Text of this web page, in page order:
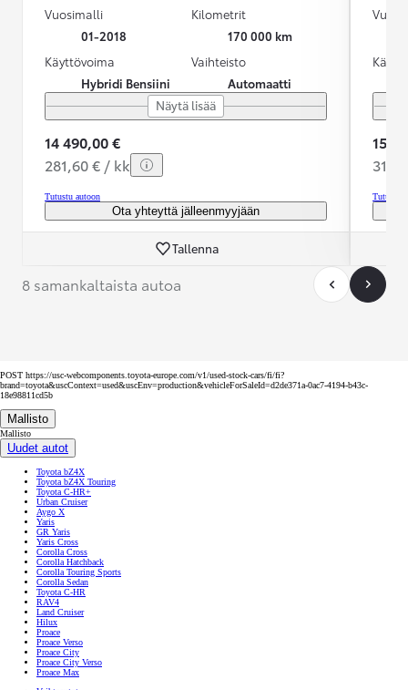
Vuosimalli
01-2018
Kilometrit
170 000 km
Käyttövoima
Hybridi Bensiini
Vaihteisto
Automaatti
Näytä lisää
14 490,00 €
281,60 € / kk
Tutustu autoon
Ota yhteyttä jälleenmyyjään
Tallenna
15
Tutustu
8 samankaltaista autoa
POST https://usc-webcomponents.toyota-europe.com/v1/used-stock-cars/fi/fi?
brand=toyota&uscContext=used&uscEnv=production&vehicleForSaleId=d2de371a-0ac7-4194-b43c-
18e98811cd5b
Mallisto
Mallisto
Uudet autot
Toyota bZ4X
Toyota bZ4X Touring
Toyota C-HR+
Urban Cruiser
Aygo X
Yaris
GR Yaris
Yaris Cross
Corolla Cross
Corolla Hatchback
Corolla Touring Sports
Corolla Sedan
Toyota C-HR
RAV4
Land Cruiser
Hilux
Proace
Proace Verso
Proace City
Proace City Verso
Proace Max